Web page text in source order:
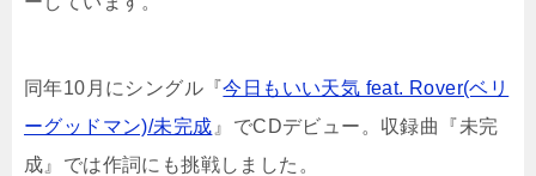
同年10月にシングル『今日もいい天気 feat. Rover(ベリ
ーグッドマン)/未完成 』でCDデビュー。収録曲『未完
成』では作詞にも挑戦しました。